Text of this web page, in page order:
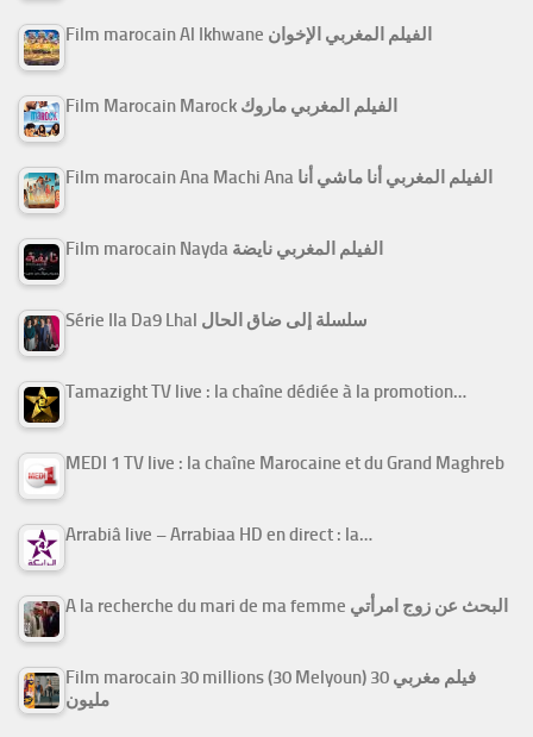
Film marocain Al Ikhwane الفيلم المغربي الإخوان
Film Marocain Marock الفيلم المغربي ماروك
Film marocain Ana Machi Ana الفيلم المغربي أنا ماشي أنا
Film marocain Nayda الفيلم المغربي نايضة
Série Ila Da9 Lhal سلسلة إلى ضاق الحال
Tamazight TV live : la chaîne dédiée à la promotion…
MEDI 1 TV live : la chaîne Marocaine et du Grand Maghreb
Arrabiâ live – Arrabiaa HD en direct : la…
A la recherche du mari de ma femme البحث عن زوج امرأتي
Film marocain 30 millions (30 Melyoun) فيلم مغربي 30
مليون